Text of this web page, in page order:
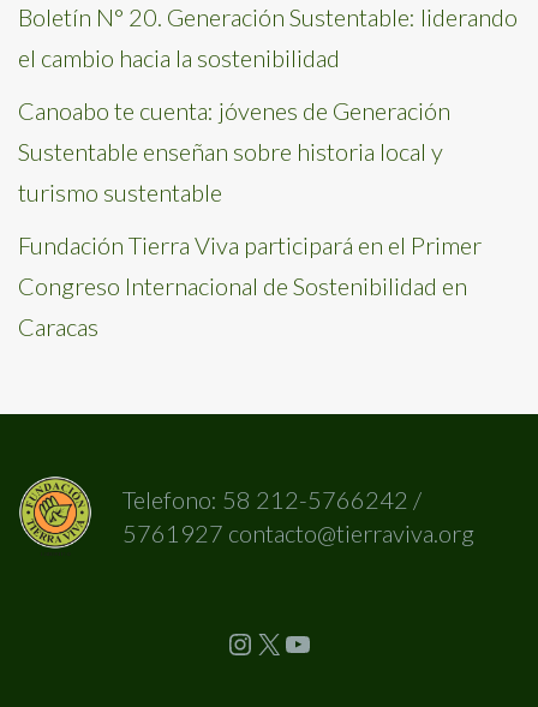
Boletín N° 20. Generación Sustentable: liderando
el cambio hacia la sostenibilidad
Canoabo te cuenta: jóvenes de Generación
Sustentable enseñan sobre historia local y
turismo sustentable
Fundación Tierra Viva participará en el Primer
Congreso Internacional de Sostenibilidad en
Caracas
Telefono: 58 212-5766242 /
5761927 contacto@tierraviva.org
Instagram X YouTube